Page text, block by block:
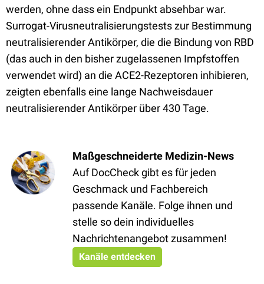
werden, ohne dass ein Endpunkt absehbar war.
Surrogat-Virusneutralisierungstests zur Bestimmung
neutralisierender Antikörper, die die Bindung von RBD
(das auch in den bisher zugelassenen Impfstoffen
verwendet wird) an die ACE2-Rezeptoren inhibieren,
zeigten ebenfalls eine lange Nachweisdauer
neutralisierender Antikörper über 430 Tage.
Maßgeschneiderte Medizin-News
Auf DocCheck gibt es für jeden
Geschmack und Fachbereich
passende Kanäle. Folge ihnen und
stelle so dein individuelles
Nachrichtenangebot zusammen!
Kanäle entdecken